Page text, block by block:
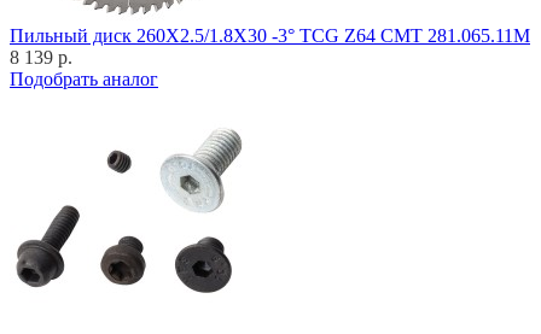
Пильный диск 260X2.5/1.8X30 -3° TCG Z64 CMT 281.065.11M
8 139 р.
Подобрать аналог